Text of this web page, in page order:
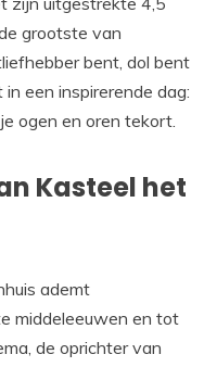
grootste van
bent, dol bent
een inspirerende dag:
ogen en oren tekort.
Kasteel het
ademt
middeleeuwen en tot
de oprichter van